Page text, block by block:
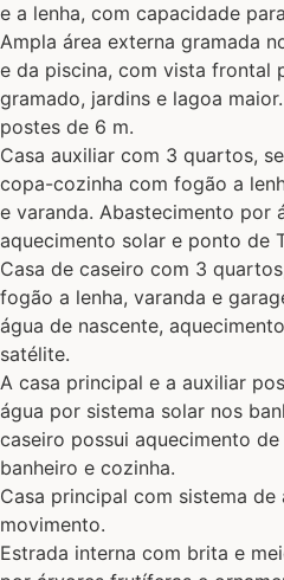
e a lenha, com capacidade
Ampla área externa gramada
e da piscina, com vista frontal
gramado, jardins e lagoa
postes de 6 m.
Casa auxiliar com 3 quartos,
copa-cozinha com fogão a
e varanda. Abastecimento por
aquecimento solar e ponto de
Casa de caseiro com 3
fogão a lenha, varanda e
água de nascente,
satélite.
A casa principal e a auxiliar
água por sistema solar nos
caseiro possui aquecimento
banheiro e cozinha.
Casa principal com sistema
movimento.
Estrada interna com brita e